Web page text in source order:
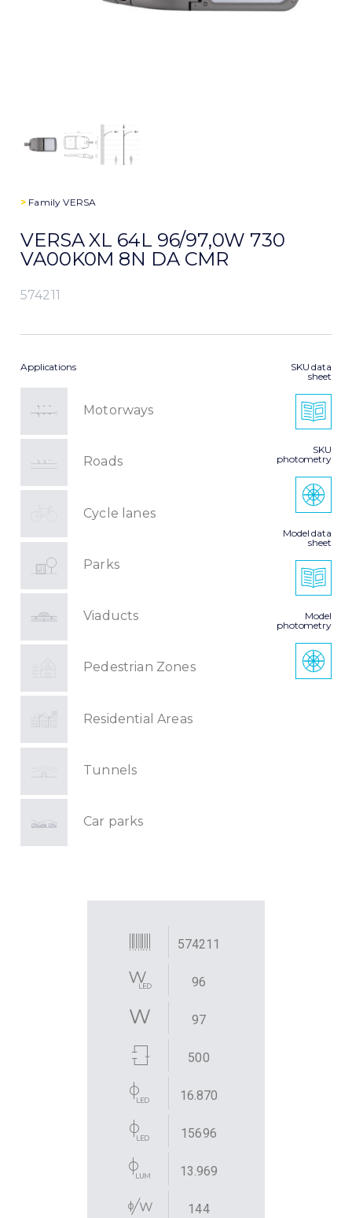
> FamilyVERSA
VERSA XL 64L 96/97,0W 730
VA00K0M 8N DA CMR
574211
Applications
Motorways
Roads
Cycle lanes
Parks
Viaducts
Pedestrian Zones
Residential Areas
Tunnels
Car parks
SKU data
sheet
SKU
photometry
Model data
sheet
Model
photometry
574211
96
97
500
16.870
15696
13.969
144